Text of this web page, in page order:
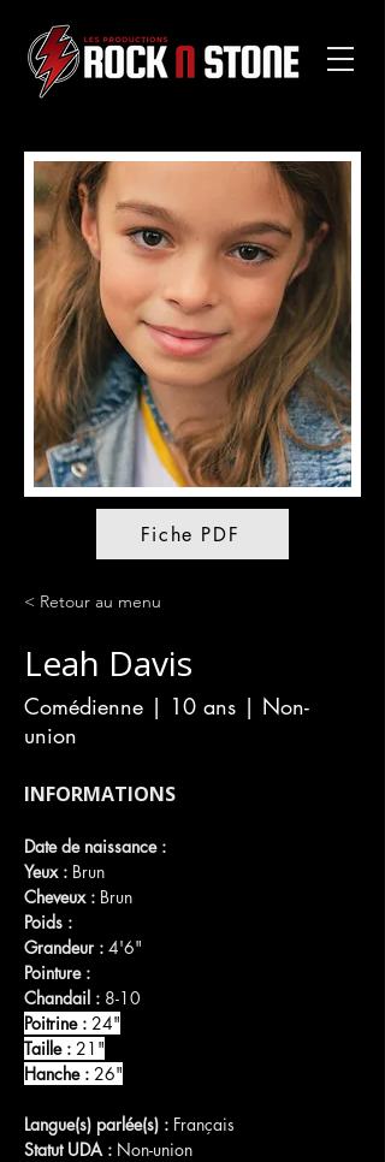
Fiche PDF
< Retour au menu
Leah Davis
Comédienne | 10 ans | Non-
union
INFORMATIONS
Date de naissance :
Yeux : Brun
Cheveux : Brun
Poids :
Grandeur : 4'6"
Pointure :
Chandail : 8-10
Poitrine : 24"
Taille : 21"
Hanche : 26"
Langue(s) parlée(s) : Français
Statut UDA : Non-union